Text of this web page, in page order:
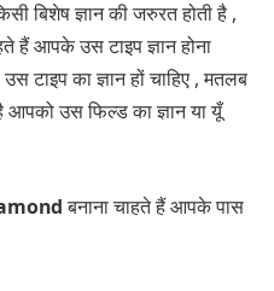
बिशेष ज्ञान की जरुरत होती है ,
हैं आपके उस टाइप ज्ञान होना
टाइप का ज्ञान हों चाहिए , मतलब
उस फिल्ड का ज्ञान या यूँ
बनाना चाहते हैं आपके पास